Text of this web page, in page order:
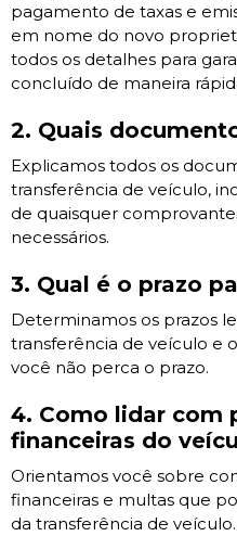
pagamento de taxas e
em nome do novo
todos os detalhes para
concluído de maneira
2. Quais
Explicamos todos os
transferência de veículo,
de quaisquer
necessários.
3. Qual é o prazo
Determinamos os prazos
transferência de veículo e
você não perca o prazo.
4. Como lidar com
financeiras do
Orientamos você sobre
financeiras e multas que
da transferência de veículo.